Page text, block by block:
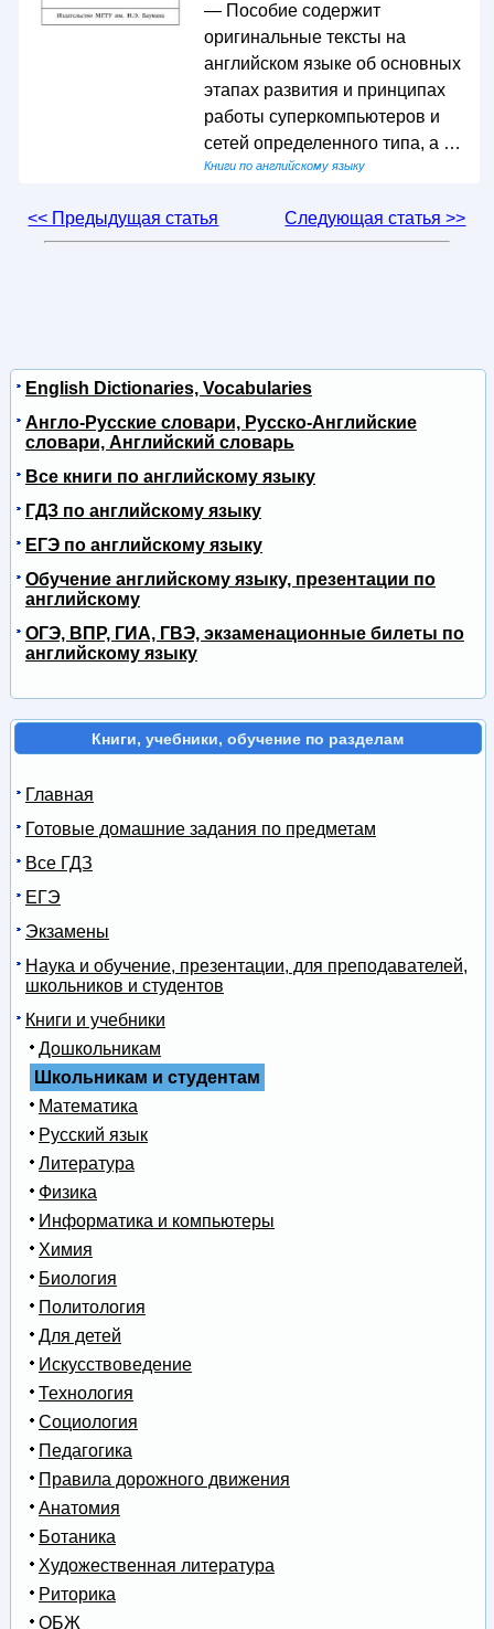
— Пособие содержит
оригинальные тексты на
английском языке об основных
этапах развития и принципах
работы суперкомпьютеров и
сетей определенного типа, а …
Книги по английскому языку
<< Предыдущая статья Следующая статья >>
English Dictionaries, Vocabularies
Англо-Русские словари, Русско-Английские
словари, Английский словарь
Все книги по английскому языку
ГДЗ по английскому языку
ЕГЭ по английскому языку
Обучение английскому языку, презентации по
английскому
ОГЭ, ВПР, ГИА, ГВЭ, экзаменационные билеты по
английскому языку
Книги, учебники, обучение по разделам
Главная
Готовые домашние задания по предметам
Все ГДЗ
ЕГЭ
Экзамены
Наука и обучение, презентации, для преподавателей,
школьников и студентов
Книги и учебники
Дошкольникам
Школьникам и студентам
Математика
Русский язык
Литература
Физика
Информатика и компьютеры
Химия
Биология
Политология
Для детей
Искусствоведение
Технология
Социология
Педагогика
Правила дорожного движения
Анатомия
Ботаника
Художественная литература
Риторика
ОБЖ